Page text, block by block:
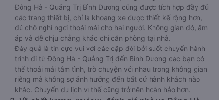
Đông Hà - Quảng Trị Bình Dương cũng được tích hợp đầy đủ
các trang thiết bị, chỉ là khoang xe được thiết kế rộng hơn,
đủ chỗ nghỉ ngơi thoải mái cho hai người. Không gian đó, ấm
áp và dễ chịu chẳng khác chi căn phòng tại nhà.
Đây quả là tin cực vui với các cặp đôi bởi suốt chuyến hành
trình đi từ Đông Hà - Quảng Trị đến Bình Dương các bạn có
thể thoải mái tâm tình, trò chuyện với nhau trong không gian
riêng mà không sợ ảnh hưởng đến bất cứ hành khách nào
khác. Chuyến du lịch vì thế cũng trở nên hoàn hảo hơn.